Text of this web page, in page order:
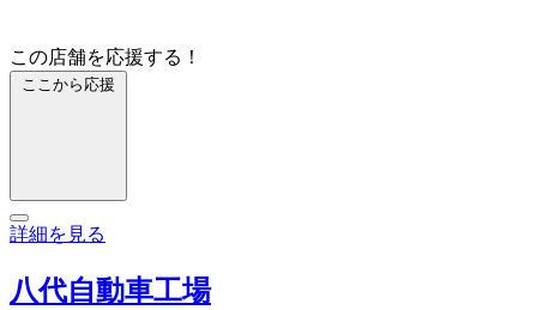
この店舗を応援する！
ここから応援
詳細を見る
八代自動車工場